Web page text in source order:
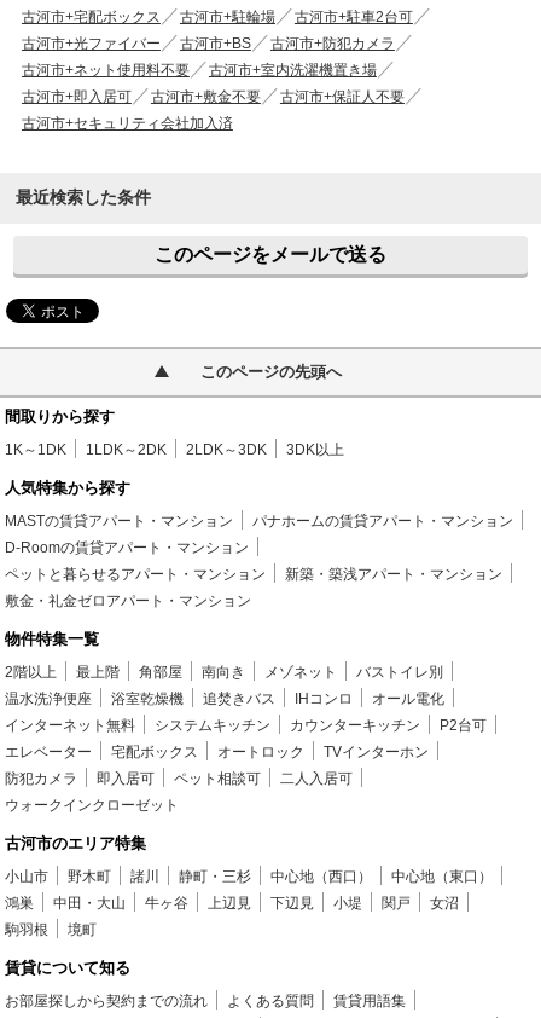
古河市+宅配ボックス
古河市+駐輪場
古河市+駐車2台可
古河市+光ファイバー
古河市+BS
古河市+防犯カメラ
古河市+ネット使用料不要
古河市+室内洗濯機置き場
古河市+即入居可
古河市+敷金不要
古河市+保証人不要
古河市+セキュリティ会社加入済
最近検索した条件
このページをメールで送る
このページの先頭へ
間取りから探す
1K～1DK 1LDK～2DK 2LDK～3DK 3DK以上
人気特集から探す
MASTの賃貸アパート・マンション
パナホームの賃貸アパート・マンション
D-Roomの賃貸アパート・マンション
ペットと暮らせるアパート・マンション
新築・築浅アパート・マンション
敷金・礼金ゼロアパート・マンション
物件特集一覧
2階以上 最上階 角部屋 南向き メゾネット
バストイレ別
温水洗浄便座
浴室乾燥機 追焚きバス IHコンロ
オール電化
インターネット無料
システムキッチン カウンターキッチン
P2台可
エレベーター
宅配ボックス オートロック
TVインターホン
防犯カメラ
即入居可 ペット相談可
二人入居可
ウォークインクローゼット
古河市のエリア特集
小山市 野木町 諸川 静町・三杉 中心地（西口）
中心地（東口）
鴻巣
中田・大山 牛ヶ谷 上辺見 下辺見 小堤 関戸
女沼
駒羽根
境町
賃貸について知る
お部屋探しから契約までの流れ よくある質問
賃貸用語集